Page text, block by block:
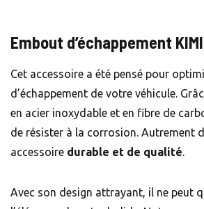
Embout d’échappement
Cet accessoire a été pensé pour
d’échappement de votre véhicule.
en acier inoxydable et en fibre de
de résister à la corrosion. Autrement
accessoire durable et de qualité.
Avec son design attrayant, il ne peut